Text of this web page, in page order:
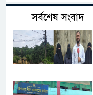
সর্বশেষ সংবাদ